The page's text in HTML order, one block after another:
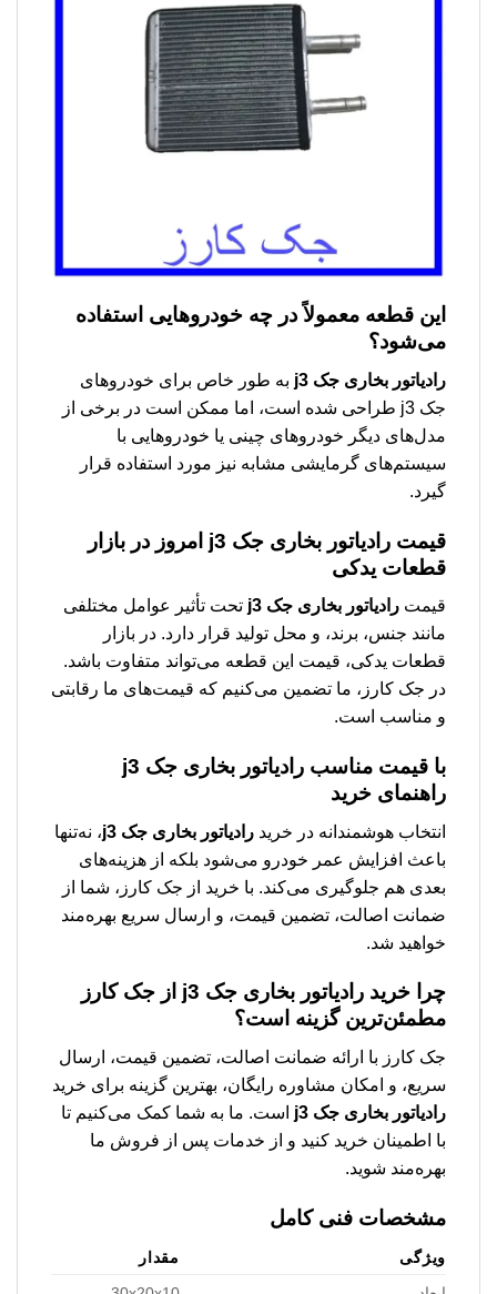
این قطعه معمولاً در چه خودروهایی استفاده
می‌شود؟
رادیاتور بخاری جک j3
به طور خاص برای خودروهای
جک j3 طراحی شده است، اما ممکن است در برخی از
مدل‌های دیگر خودروهای چینی یا خودروهایی با
سیستم‌های گرمایشی مشابه نیز مورد استفاده قرار
گیرد.
قیمت رادیاتور بخاری جک j3
امروز در بازار
قطعات یدکی
قیمت رادیاتور بخاری جک j3
تحت تأثیر عوامل مختلفی
مانند جنس، برند، و محل تولید قرار دارد. در بازار
قطعات یدکی، قیمت این قطعه می‌تواند متفاوت باشد.
در جک کارز، ما تضمین می‌کنیم که قیمت‌های ما رقابتی
و مناسب است.
با قیمت مناسب رادیاتور بخاری جک j3
راهنمای خرید
انتخاب هوشمندانه در خرید رادیاتور بخاری جک j3
، نه‌تنها
باعث افزایش عمر خودرو می‌شود بلکه از هزینه‌های
بعدی هم جلوگیری می‌کند. با خرید از جک کارز، شما از
ضمانت اصالت، تضمین قیمت، و ارسال سریع بهره‌مند
خواهید شد.
چرا خرید رادیاتور بخاری جک j3
از جک کارز
مطمئن‌ترین گزینه است؟
جک کارز با ارائه ضمانت اصالت، تضمین قیمت، ارسال
سریع، و امکان مشاوره رایگان، بهترین گزینه برای خرید
رادیاتور بخاری جک j3
است. ما به شما کمک می‌کنیم تا
با اطمینان خرید کنید و از خدمات پس از فروش ما
بهره‌مند شوید.
مشخصات فنی کامل
ویژگی
مقدار